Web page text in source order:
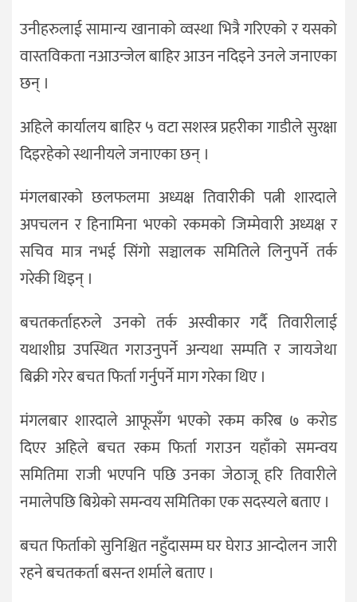
उनीहरुलाई सामान्य खानाको व्वस्था भित्रै गरिएको र यसको
वास्तविकता नआउन्जेल बाहिर आउन नदिइने उनले जनाएका
छन् ।
अहिले कार्यालय बाहिर ५ वटा सशस्त्र प्रहरीका गाडीले सुरक्षा
दिइरहेको स्थानीयले जनाएका छन् ।
मंगलबारको छलफलमा अध्यक्ष तिवारीकी पत्नी शारदाले
अपचलन र हिनामिना भएको रकमको जिम्मेवारी अध्यक्ष र
सचिव मात्र नभई सिंगो सञ्चालक समितिले लिनुपर्ने तर्क
गरेकी थिइन् ।
बचतकर्ताहरुले उनको तर्क अस्वीकार गर्दै तिवारीलाई
यथाशीघ्र उपस्थित गराउनुपर्ने अन्यथा सम्पति र जायजेथा
बिक्री गरेर बचत फिर्ता गर्नुपर्ने माग गरेका थिए ।
मंगलबार शारदाले आफूसँग भएको रकम करिब ७ करोड
दिएर अहिले बचत रकम फिर्ता गराउन यहाँको समन्वय
समितिमा राजी भएपनि पछि उनका जेठाजू हरि तिवारीले
नमालेपछि बिग्रेको समन्वय समितिका एक सदस्यले बताए ।
बचत फिर्ताको सुनिश्चित नहुँदासम्म घर घेराउ आन्दोलन जारी
रहने बचतकर्ता बसन्त शर्माले बताए ।